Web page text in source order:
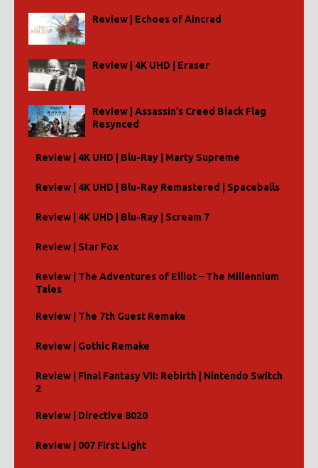
Review | Echoes of Aincrad
Review | 4K UHD | Eraser
Review | Assassin’s Creed Black Flag
Resynced
Review | 4K UHD | Blu-Ray | Marty Supreme
Review | 4K UHD | Blu-Ray Remastered | Spaceballs
Review | 4K UHD | Blu-Ray | Scream 7
Review | Star Fox
Review | The Adventures of Elliot – The Millennium
Tales
Review | The 7th Guest Remake
Review | Gothic Remake
Review | Final Fantasy VII: Rebirth | Nintendo Switch
2
Review | Directive 8020
Review | 007 First Light